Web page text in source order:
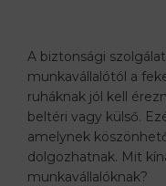
A biztonsági
munkavállalótól a
ruháknak jól kell
beltéri vagy külső.
amelynek
dolgozhatnak. Mit
munkavállalóknak?